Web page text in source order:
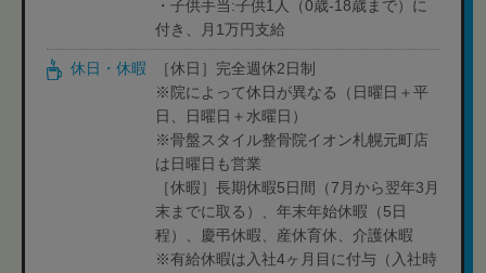
・子供手当:子供1人（0歳-18歳まで）に
付き、月1万円支給
休日・休暇
［休日］完全週休2日制
※院によって休日が異なる（日曜日＋平
日、日曜日＋水曜日）
※骨盤スタイル整骨院イオン札幌元町店
は日曜日も営業
［休暇］長期休暇5日間（7月から翌年3月
末までに取る）、年末年始休暇（5日
程）、慶弔休暇、産休育休、介護休暇
※有給休暇は入社4ヶ月目に付与（入社時